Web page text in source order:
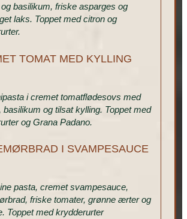
basilikum, friske asparges og
laks. Toppet med citron og
TOMAT MED KYLLING
i cremet tomatflødesovs med
basilikum og tilsat kylling. Toppet med
og Grana Padano.
I SVAMPESAUCE
pasta, cremet svampesauce,
friske tomater, grønne ærter og
Toppet med krydderurter